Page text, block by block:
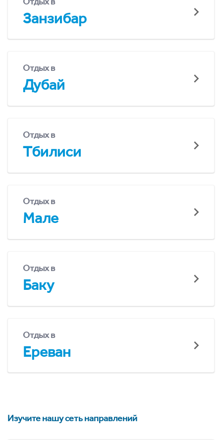
Занзибар
Отдых в
Дубай
Отдых в
Тбилиси
Отдых в
Мале
Отдых в
Баку
Отдых в
Ереван
Изучите нашу сеть направлений